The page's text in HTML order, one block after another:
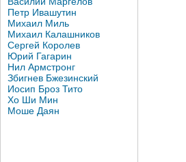
Петр Ивашутин
Михаил Миль
Михаил Калашников
Сергей Королев
Юрий Гагарин
Нил Армстронг
Збигнев Бжезинский
Иосип Броз Тито
Хо Ши Мин
Моше Даян